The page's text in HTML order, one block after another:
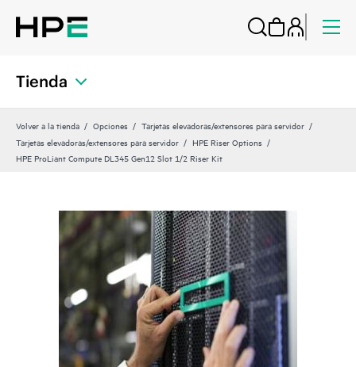
Tienda
Volver a la tienda Opciones
Tarjetas elevadoras/extensores para servidor
Tarjetas elevadoras/extensores para servidor
HPE Riser Options
HPE ProLiant Compute DL345 Gen12 Slot 1/2 Riser Kit